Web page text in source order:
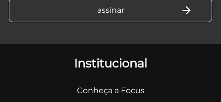
Institucional
Conheça a Focus